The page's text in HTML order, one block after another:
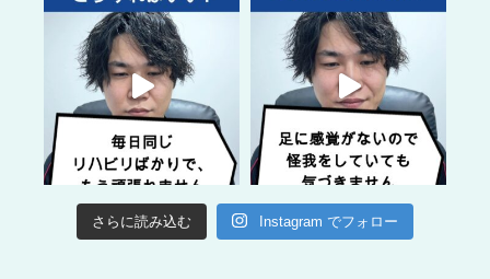
さらに読み込む Instagram でフォロー